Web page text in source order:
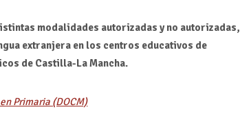
modalidades autorizadas y no autorizadas,
extranjera en los centros educativos de
de Castilla-La Mancha.
Primaria (DOCM)